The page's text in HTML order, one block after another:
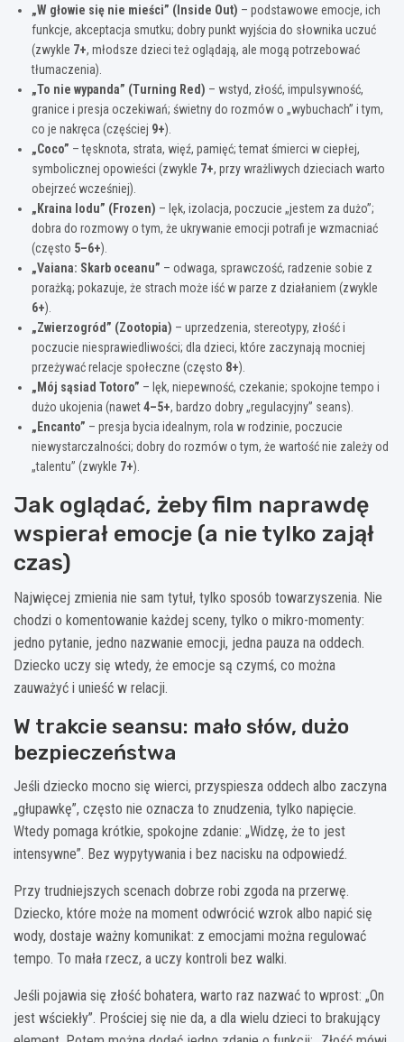
„W głowie się nie mieści” (Inside Out) – podstawowe emocje, ich
funkcje, akceptacja smutku; dobry punkt wyjścia do słownika uczuć
(zwykle 7+, młodsze dzieci też oglądają, ale mogą potrzebować
tłumaczenia).
„To nie wypanda” (Turning Red) – wstyd, złość, impulsywność,
granice i presja oczekiwań; świetny do rozmów o „wybuchach” i tym,
co je nakręca (częściej 9+).
„Coco” – tęsknota, strata, więź, pamięć; temat śmierci w ciepłej,
symbolicznej opowieści (zwykle 7+, przy wrażliwych dzieciach warto
obejrzeć wcześniej).
„Kraina lodu” (Frozen) – lęk, izolacja, poczucie „jestem za dużo”;
dobra do rozmowy o tym, że ukrywanie emocji potrafi je wzmacniać
(często 5–6+).
„Vaiana: Skarb oceanu” – odwaga, sprawczość, radzenie sobie z
porażką; pokazuje, że strach może iść w parze z działaniem (zwykle
6+).
„Zwierzogród” (Zootopia) – uprzedzenia, stereotypy, złość i
poczucie niesprawiedliwości; dla dzieci, które zaczynają mocniej
przeżywać relacje społeczne (często 8+).
„Mój sąsiad Totoro” – lęk, niepewność, czekanie; spokojne tempo i
dużo ukojenia (nawet4–5+, bardzo dobry „regulacyjny” seans).
„Encanto” – presja bycia idealnym, rola w rodzinie, poczucie
niewystarczalności; dobry do rozmów o tym, że wartość nie zależy od
„talentu” (zwykle 7+).
Jak oglądać, żeby film naprawdę
wspierał emocje (a nie tylko zajął
czas)
Najwięcej zmienia nie sam tytuł, tylko sposób towarzyszenia. Nie
chodzi o komentowanie każdej sceny, tylko o mikro-momenty:
jedno pytanie, jedno nazwanie emocji, jedna pauza na oddech.
Dziecko uczy się wtedy, że emocje są czymś, co można
zauważyć i unieść w relacji.
W trakcie seansu: mało słów, dużo
bezpieczeństwa
Jeśli dziecko mocno się wierci, przyspiesza oddech albo zaczyna
„głupawkę”, często nie oznacza to znudzenia, tylko napięcie.
Wtedy pomaga krótkie, spokojne zdanie: „Widzę, że to jest
intensywne”. Bez wypytywania i bez nacisku na odpowiedź.
Przy trudniejszych scenach dobrze robi zgoda na przerwę.
Dziecko, które może na moment odwrócić wzrok albo napić się
wody, dostaje ważny komunikat: z emocjami można regulować
tempo. To mała rzecz, a uczy kontroli bez walki.
Jeśli pojawia się złość bohatera, warto raz nazwać to wprost: „On
jest wściekły”. Prościej się nie da, a dla wielu dzieci to brakujący